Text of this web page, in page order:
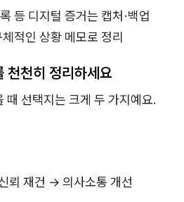
등 디지털 증거는 캡처·백업
적인 상황 메모로 정리
천천히 정리하세요
때 선택지는 크게 두 가지예요.
뢰 재건 → 의사소통 개선